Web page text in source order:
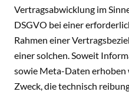
Vertragsabwicklung im
DSGVO bei einer
Rahmen einer
einer solchen. Soweit
sowie Meta-Daten erhoben
Zweck, die technisch